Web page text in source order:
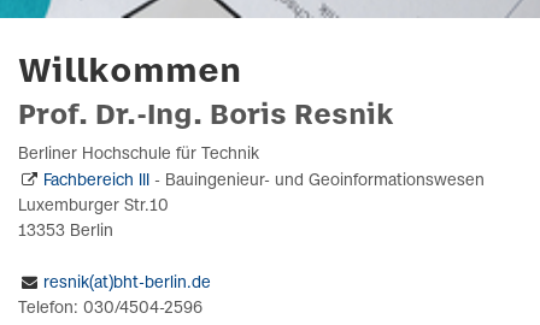
Willkommen
Prof. Dr.-Ing. Boris Resnik
Berliner Hochschule für Technik
Fachbereich III
- Bauingenieur- und Geoinformationswesen
Luxemburger Str.10
13353 Berlin
resnik(at)bht-berlin.de
Telefon: 030/4504-2596